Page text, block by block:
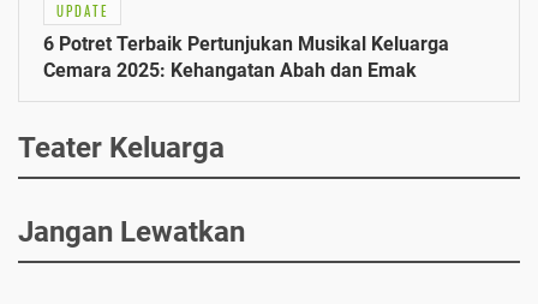
UPDATE
6 Potret Terbaik Pertunjukan Musikal Keluarga
Cemara 2025: Kehangatan Abah dan Emak
Teater Keluarga
Jangan Lewatkan